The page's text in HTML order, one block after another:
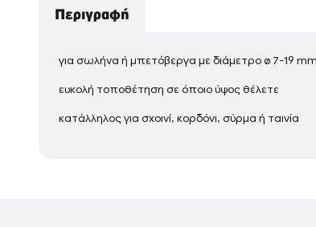
Περιγραφή
για σωλήνα ή μπετόβεργα με διάμετρο ø 7-19 mm
ευκολή τοποθέτηση σε όποιο ύψος θέλετε
κατάλληλος για σχοινί, κορδόνι, σύρμα ή ταινία